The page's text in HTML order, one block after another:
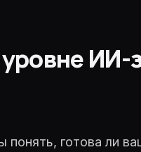
ИИ-
готова ли